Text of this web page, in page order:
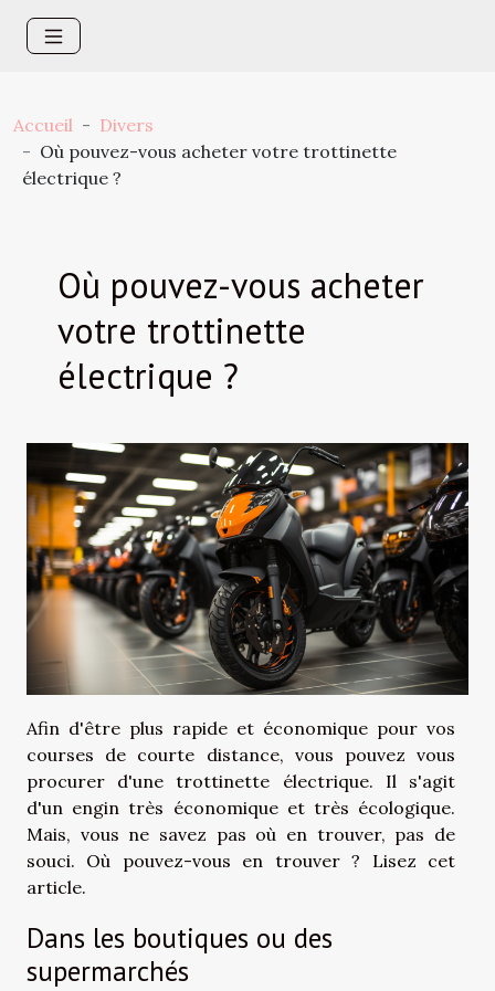
Accueil
Divers
Où pouvez-vous acheter votre trottinette
électrique ?
Où pouvez-vous acheter
votre trottinette
électrique ?
Afin d'être plus rapide et économique pour vos
courses de courte distance, vous pouvez vous
procurer d'une trottinette électrique. Il s'agit
d'un engin très économique et très écologique.
Mais, vous ne savez pas où en trouver, pas de
souci. Où pouvez-vous en trouver ? Lisez cet
article.
Dans les boutiques ou des
supermarchés